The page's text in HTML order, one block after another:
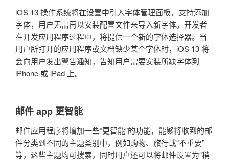
iOS 13 操作系统将在设置中引入字体管理面板，支持添加
字体，用户无需再以安装配置文件来导入新字体。开发者
在开发应用程序过程中，将提供一个新的字体选择器。当
用户所打开的应用程序或文档缺少某个字体时，iOS 13 将
会向用户发出警告通知，告知用户需要安装所缺字体到
iPhone 或 iPad 上。
邮件 app 更智能
邮件应用程序将增加一些“更智能”的功能，能够将收到的邮
件分类到不同的主题类别中，例如购物、旅行或“不重要”
等，这些主题均可搜索，同时用户还可以将邮件设置为“稍